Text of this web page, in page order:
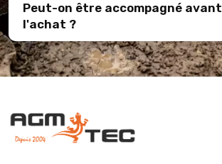
Peut-on être accompagné avant
l'achat ?